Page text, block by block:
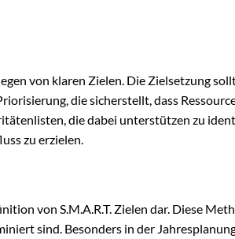
von klaren Zielen. Die Zielsetzung
die sicherstellt, dass
die dabei unterstützen zu
zu erzielen.
von S.M.A.R.T. Zielen dar. Diese
sind. Besonders in der